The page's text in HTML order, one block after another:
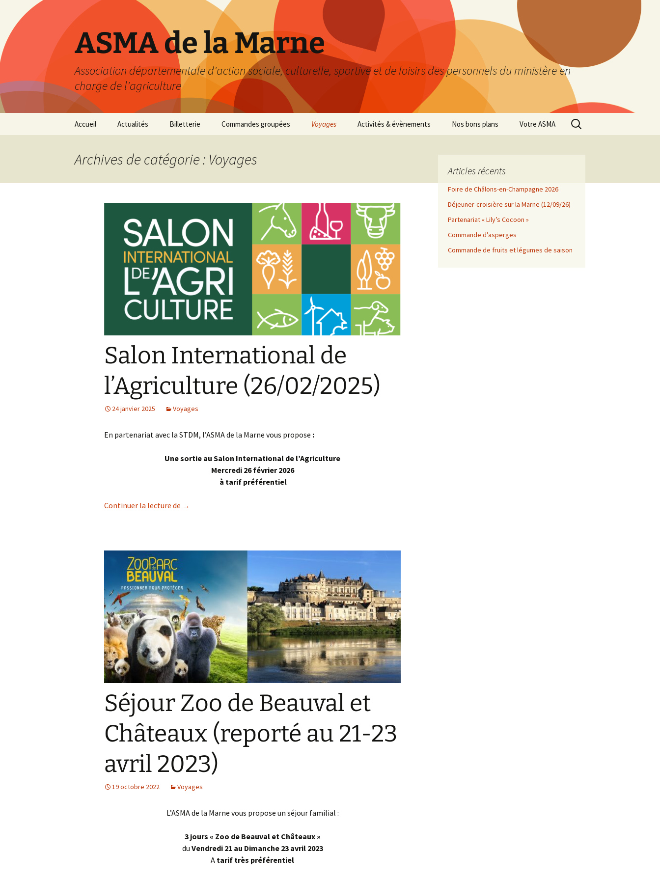
contenu
ASMA de la Marne
Association départementale d'action sociale, culturelle, sportive et de loisirs des personnels du ministère en
charge de l'agriculture
Accueil Actualités Billetterie Commandes groupées Voyages Activités & évènements Nos bons plans Votre ASMA
Rechercher :
Archives de catégorie : Voyages
Salon International de
l’Agriculture (26/02/2025)
24 janvier 2025 Voyages
En partenariat avec la STDM, l’ASMA de la Marne vous propose :
Une sortie au Salon International de l’Agriculture
Mercredi 26 février 2026
à tarif préférentiel
Continuer la lecture de Salon International de l’Agriculture (26/02/2025)
→
Séjour Zoo de Beauval et
Châteaux (reporté au 21-23
avril 2023)
19 octobre 2022 Voyages
L’ASMA de la Marne vous propose un séjour familial :
3 jours « Zoo de Beauval et Châteaux »
du Vendredi 21 au Dimanche 23 avril 2023
A tarif très préférentiel
Articles récents
Foire de Châlons-en-Champagne 2026
Déjeuner-croisière sur la Marne (12/09/26)
Partenariat « Lily’s Cocoon »
Commande d’asperges
Commande de fruits et légumes de saison